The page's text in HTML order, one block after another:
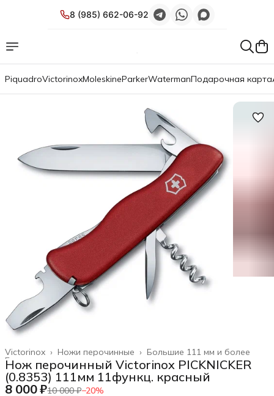
8 (985) 662-06-92
PiquadroVictorinoxMoleskineParkerWatermanПодарочная карта
Большие 111 мм и более
Ножи перочинные ›
Victorinox ›
Главная ›
Нож перочинный Victorinox PICKNICKER
(0.8353) 111мм 11функц. красный
8 000 ₽10 000 ₽−20%